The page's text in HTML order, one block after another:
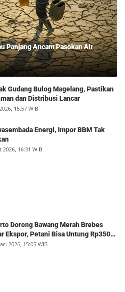
Panjang Ancam Pasokan Air
Gudang Bulog Magelang, Pastikan
dan Distribusi Lancar
15:57 WIB
Energi, Impor BBM Tak
2026, 16:31 WIB
Dorong Bawang Merah Brebes
Ekspor, Petani Bisa Untung Rp350
2026, 15:05 WIB